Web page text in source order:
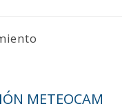
METEOCAM